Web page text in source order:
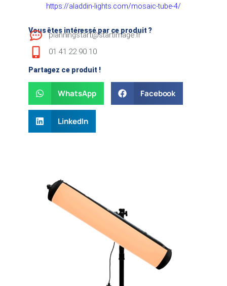
https://aladdin-lights.com/mosaic-tube-4/
Vous êtes intéressé par ce produit ?
planningstart@startimage.fr
01 41 22 90 10
Partagez ce produit !
WhatsApp Facebook
LinkedIn